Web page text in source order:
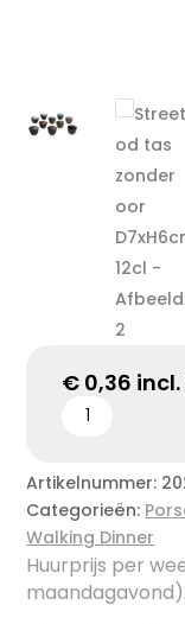
€ 0,36 incl.
Artikelnummer:
Categorieën:
Walking Dinner
Huurprijs per